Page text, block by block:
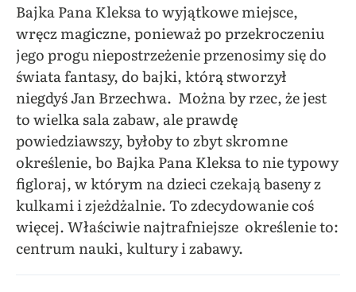
Bajka Pana Kleksa to wyjątkowe miejsce,
wręcz magiczne, ponieważ po przekroczeniu
jego progu niepostrzeżenie przenosimy się do
świata fantasy, do bajki, którą stworzył
niegdyś Jan Brzechwa. Można by rzec, że jest
to wielka sala zabaw, ale prawdę
powiedziawszy, byłoby to zbyt skromne
określenie, bo Bajka Pana Kleksa to nie typowy
figloraj, w którym na dzieci czekają baseny z
kulkami i zjeżdżalnie. To zdecydowanie coś
więcej. Właściwie najtrafniejsze określenie to:
centrum nauki, kultury i zabawy.